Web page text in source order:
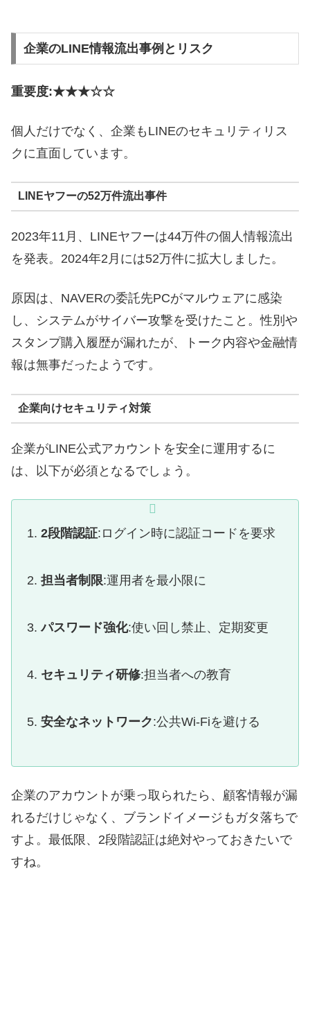
企業のLINE情報流出事例とリスク
重要度:★★★☆☆
個人だけでなく、企業もLINEのセキュリティリス
クに直面しています。
LINEヤフーの52万件流出事件
2023年11月、LINEヤフーは44万件の個人情報流出
を発表。2024年2月には52万件に拡大しました。
原因は、NAVERの委託先PCがマルウェアに感染
し、システムがサイバー攻撃を受けたこと。性別や
スタンプ購入履歴が漏れたが、トーク内容や金融情
報は無事だったようです。
企業向けセキュリティ対策
企業がLINE公式アカウントを安全に運用するに
は、以下が必須となるでしょう。
2段階認証:ログイン時に認証コードを要求
担当者制限:運用者を最小限に
パスワード強化:使い回し禁止、定期変更
セキュリティ研修:担当者への教育
安全なネットワーク:公共Wi-Fiを避ける
企業のアカウントが乗っ取られたら、顧客情報が漏
れるだけじゃなく、ブランドイメージもガタ落ちで
すよ。最低限、2段階認証は絶対やっておきたいで
すね。